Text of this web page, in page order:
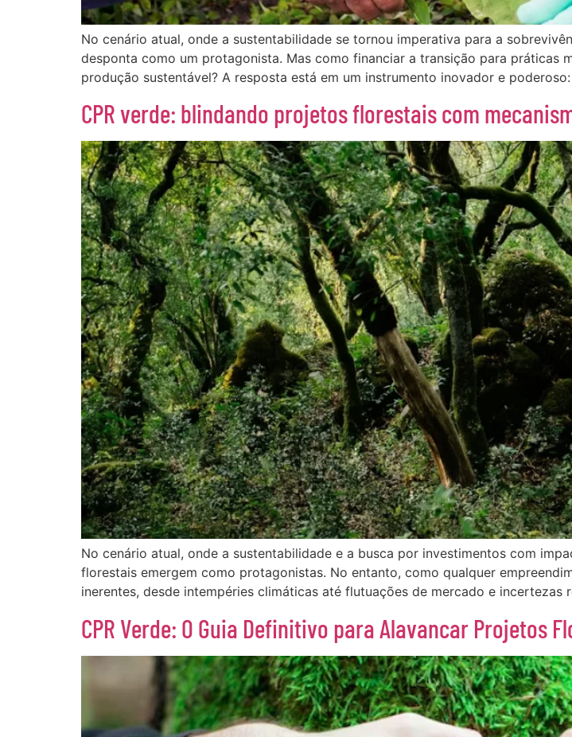
No cenário atual, onde a sustentabilidade se tornou imperativa para a
desponta como um protagonista. Mas como financiar a transição para práticas
produção sustentável? A resposta está em um instrumento inovador e
CPR verde: blindando projetos florestais com
No cenário atual, onde a sustentabilidade e a busca por investimentos com
florestais emergem como protagonistas. No entanto, como qualquer
inerentes, desde intempéries climáticas até flutuações de mercado e
CPR Verde: O Guia Definitivo para Alavancar Projetos